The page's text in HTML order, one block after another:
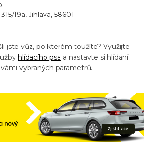
19a, Jihlava, 58601
jste vůz, po kterém toužíte? Využijte
hlídacího psa a nastavte si hlídání
vybraných parametrů.